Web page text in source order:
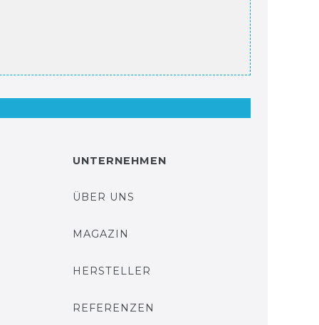
UNTERNEHMEN
ÜBER UNS
MAGAZIN
HERSTELLER
REFERENZEN